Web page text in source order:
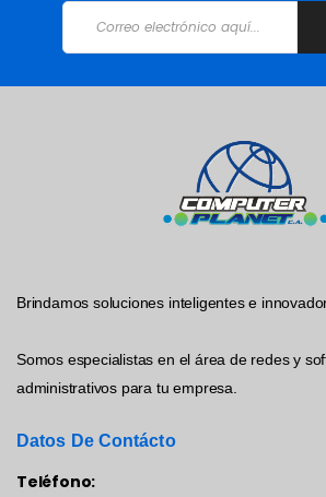
Brindamos soluciones inteligentes e
Somos especialistas en el área de redes y
administrativos para tu empresa.
Datos De Contácto
Teléfono: